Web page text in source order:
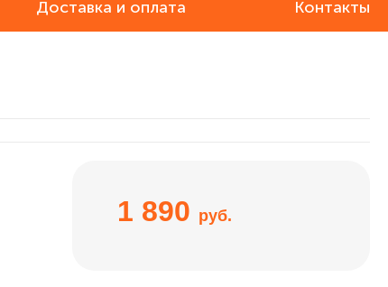
Доставка и оплата Контакты
1 890 руб.